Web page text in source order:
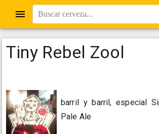
Buscar cerveza...
Tiny Rebel Zool
barril y barril, especial
Pale Ale